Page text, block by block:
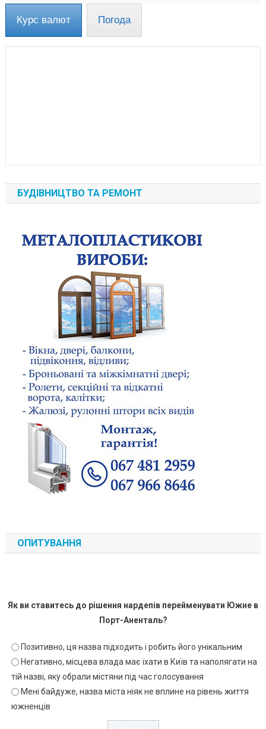
Курс валют Погода
БУДІВНИЦТВО ТА РЕМОНТ
ОПИТУВАННЯ
Як ви ставитесь до рішення нардепів перейменувати Южне в
Порт-Аненталь?
Позитивно, ця назва підходить і робить його унікальним
Негативно, місцева влада має їхати в Київ та наполягати на
тій назві, яку обрали містяни під час голосування
Мені байдуже, назва міста ніяк не вплине на рівень життя
южненців